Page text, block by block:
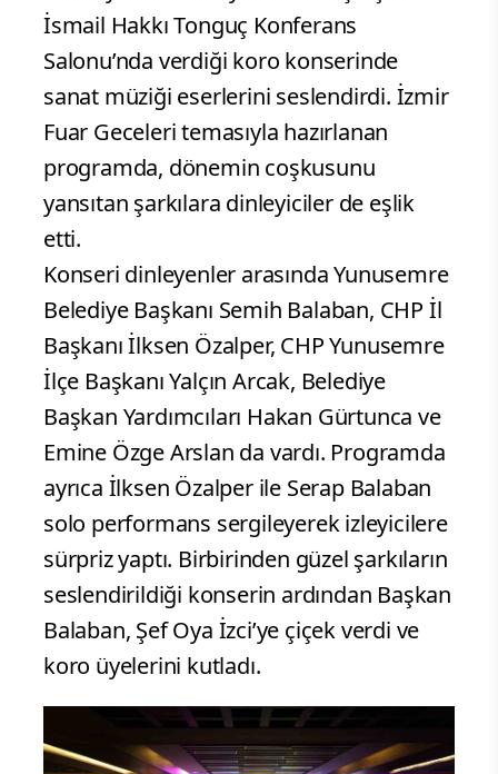
İsmail Hakkı Tonguç Konferans
Salonu’nda verdiği koro konserinde
sanat müziği eserlerini seslendirdi. İzmir
Fuar Geceleri temasıyla hazırlanan
programda, dönemin coşkusunu
yansıtan şarkılara dinleyiciler de eşlik
etti.
Konseri dinleyenler arasında Yunusemre
Belediye Başkanı Semih Balaban, CHP İl
Başkanı İlksen Özalper, CHP Yunusemre
İlçe Başkanı Yalçın Arcak, Belediye
Başkan Yardımcıları Hakan Gürtunca ve
Emine Özge Arslan da vardı. Programda
ayrıca İlksen Özalper ile Serap Balaban
solo performans sergileyerek izleyicilere
sürpriz yaptı. Birbirinden güzel şarkıların
seslendirildiği konserin ardından Başkan
Balaban, Şef Oya İzci’ye çiçek verdi ve
koro üyelerini kutladı.